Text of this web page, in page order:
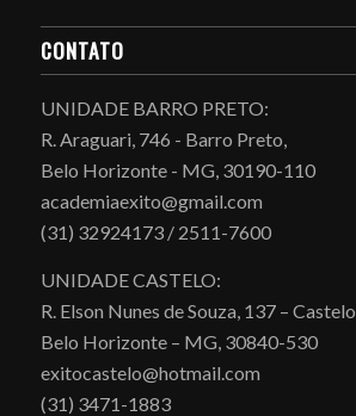
CONTATO
UNIDADE BARRO PRETO:
R. Araguari, 746 - Barro Preto,
Belo Horizonte - MG, 30190-110
academiaexito@gmail.com
(31) 32924173 / 2511-7600
UNIDADE CASTELO:
R. Elson Nunes de Souza, 137 – Castelo,
Belo Horizonte – MG, 30840-530
exitocastelo@hotmail.com
(31) 3471-1883